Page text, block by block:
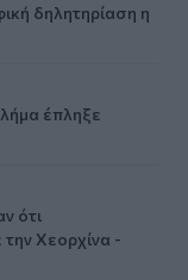
δηλητηρίαση η
έπληξε
ότι
την Χεορχίνα -